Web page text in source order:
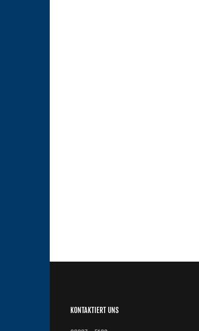
KONTAKTIERT UNS